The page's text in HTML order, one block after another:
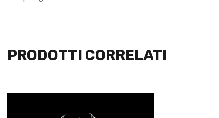
PRODOTTI CORRELATI